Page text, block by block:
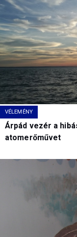
VÉLEMÉNY
Árpád vezér a
atomerőművet